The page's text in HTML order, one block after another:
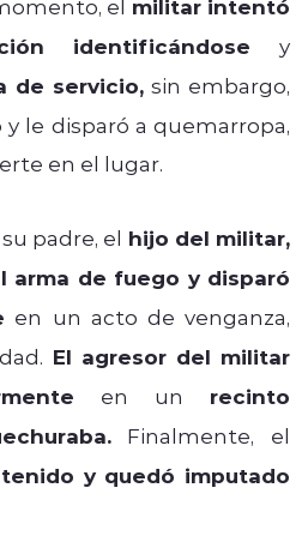
el militar intentó
identificándose y
de servicio, sin embargo,
le disparó a quemarropa,
en el lugar.
padre, el hijo del militar,
arma de fuego y disparó
en un acto de venganza,
El agresor del militar
en un recinto
Finalmente, el
y quedó imputado